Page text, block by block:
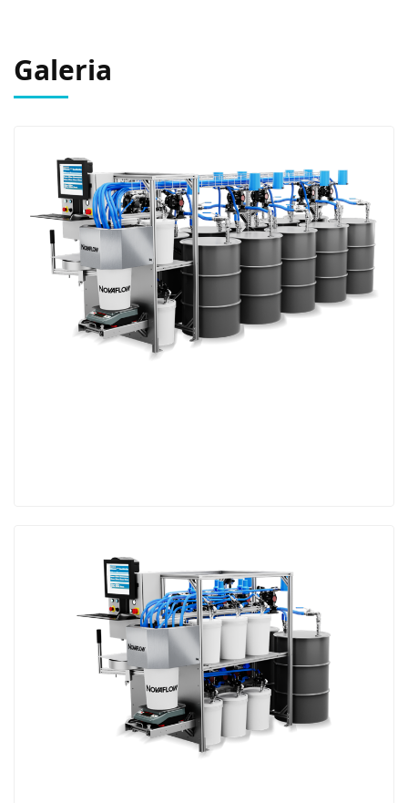
Galeria